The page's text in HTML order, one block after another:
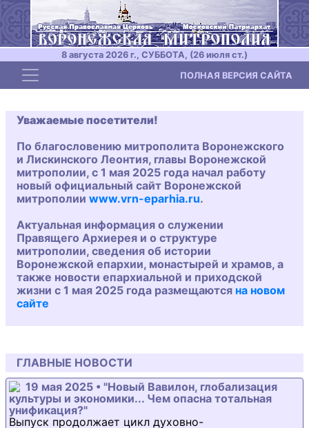
8 августа 2026 г., СУББОТА, (26 июля ст.)
Toggle navigation ПОЛНАЯ ВЕРСИЯ САЙТА
Уважаемые посетители!
По благословению митрополита Воронежского
и Лискинского Леонтия, главы Воронежской
митрополии, с 1 мая 2025 года начал работу
новый официальный сайт Воронежской
митрополии www.vrn-eparhia.ru.
Актуальная информация о служении
Правящего Архиерея и о структуре
митрополии, сведения об истории
Воронежской епархии, монастырей и храмов, а
также новости епархиальной и приходской
жизни с 1 мая 2025 года размещаются на новом
сайте
ГЛАВНЫЕ НОВОСТИ
19 мая 2025 • "Новый Вавилон, глобализация
культуры и экономики... Чем опасна тотальная
унификация?"
Выпуск продолжает цикл духовно-